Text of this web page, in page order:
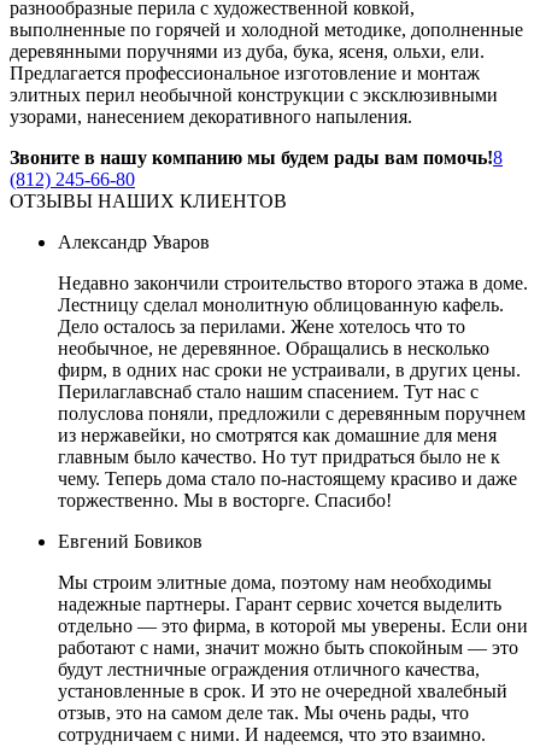
разнообразные перила с художественной ковкой,
выполненные по горячей и холодной методике, дополненные
деревянными поручнями из дуба, бука, ясеня, ольхи, ели.
Предлагается профессиональное изготовление и монтаж
элитных перил необычной конструкции с эксклюзивными
узорами, нанесением декоративного напыления.
Звоните в нашу компанию мы будем рады вам помочь!8
(812) 245-66-80
ОТЗЫВЫ НАШИХ КЛИЕНТОВ
Александр Уваров
Недавно закончили строительство второго этажа в доме.
Лестницу сделал монолитную облицованную кафель.
Дело осталось за перилами. Жене хотелось что то
необычное, не деревянное. Обращались в несколько
фирм, в одних нас сроки не устраивали, в других цены.
Перилаглавснаб стало нашим спасением. Тут нас с
полуслова поняли, предложили с деревянным поручнем
из нержавейки, но смотрятся как домашние для меня
главным было качество. Но тут придраться было не к
чему. Теперь дома стало по-настоящему красиво и даже
торжественно. Мы в восторге. Спасибо!
Евгений Бовиков
Мы строим элитные дома, поэтому нам необходимы
надежные партнеры. Гарант сервис хочется выделить
отдельно — это фирма, в которой мы уверены. Если они
работают с нами, значит можно быть спокойным — это
будут лестничные ограждения отличного качества,
установленные в срок. И это не очередной хвалебный
отзыв, это на самом деле так. Мы очень рады, что
сотрудничаем с ними. И надеемся, что это взаимно.